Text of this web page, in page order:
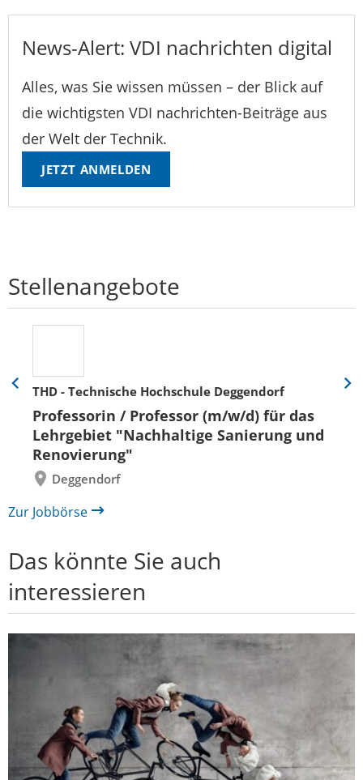
News-Alert: VDI nachrichten digital
Alles, was Sie wissen müssen – der Blick auf
die wichtigsten VDI nachrichten-Beiträge aus
der Welt der Technik.
JETZT ANMELDEN
Stellenangebote
THD - Technische Hochschule Deggendorf
Professorin / Professor (m/w/d) für das
Lehrgebiet "Nachhaltige Sanierung und
Renovierung"
Deggendorf
Eine
zurück
Eine
Zur Jobbörse
Das könnte Sie auch
interessieren